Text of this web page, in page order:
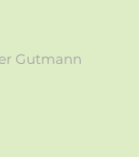
Gutmann